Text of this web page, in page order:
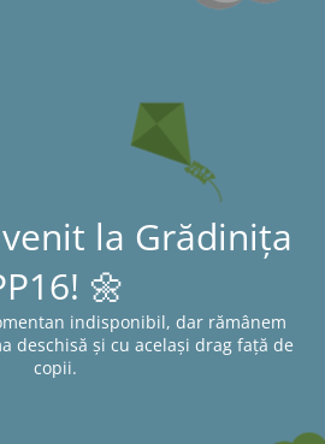
la Grădinița
🌼
indisponibil, dar rămânem
deschisă și cu același drag față de
copii.